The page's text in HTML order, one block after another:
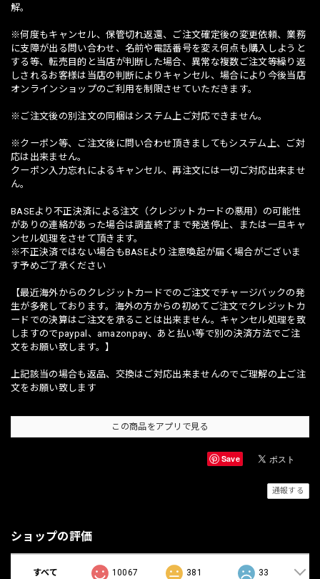
解。
※何度もキャンセル、保管切れ返還、ご注文確定後の変更依頼、業務
に支障が出る問い合わせ、名前や電話番号を変え何点も購入しようと
する等、転売目的と当店が判断した場合、異常な複数ご注文等繰り返
しされるお客様は当店の判断によりキャンセル、場合により今後当店
オンラインショップのご利用を制限させていただきます。
※ご注文後の別注文の同梱はシステム上ご対応できません。
※クーポン等、ご注文後に問い合わせ頂きましてもシステム上、ご対
応は出来ません。
クーポン入力忘れによるキャンセル、再注文には一切ご対応出来ませ
ん。
BASEより不正決済による注文（クレジットカードの悪用）の可能性
がありの連絡があった場合は調査終了まで発送停止、または一旦キャ
ンセル処理をさせて頂きます。
※不正決済ではない場合もBASEより注意喚起が届く場合がございま
す予めご了承ください
【最近海外からのクレジットカードでのご注文でチャージバックの発
生が多発しております。海外の方からの初めてご注文でクレジットカ
ードでの決算はご注文を承ることは出来ません。キャンセル処理を致
しますのでpaypal、amazonpay、あと払い等で別の決済方法でご注
文をお願い致します。】
上記該当の場合も返品、交換はご対応出来ませんのでご理解の上ご注
文をお願い致します
この商品をアプリで見る
Save
通報する
ショップの評価
すべて 10067 381 33